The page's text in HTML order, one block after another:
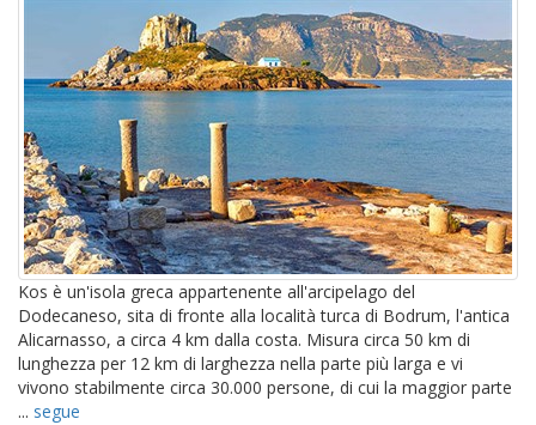
Kos è un'isola greca appartenente all'arcipelago del
Dodecaneso, sita di fronte alla località turca di Bodrum, l'antica
Alicarnasso, a circa 4 km dalla costa. Misura circa 50 km di
lunghezza per 12 km di larghezza nella parte più larga e vi
vivono stabilmente circa 30.000 persone, di cui la maggior parte
... segue